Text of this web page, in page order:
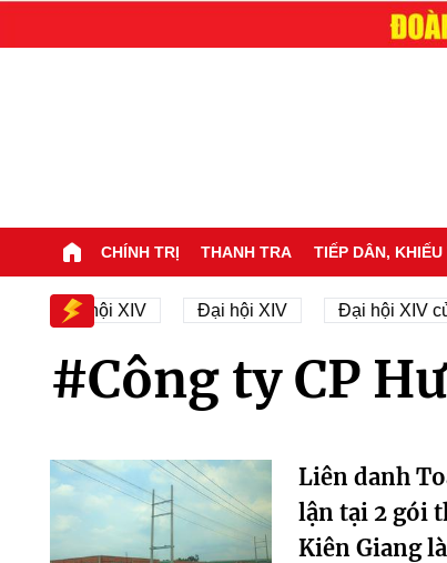
CHÍNH TRỊ THANH TRA TIẾP DÂN, KHIẾU
sự Đại hội XIV Đại hội XIV Đại hội XIV
#Công ty CP
Liên danh
lận tại 2 gói
Kiên Giang